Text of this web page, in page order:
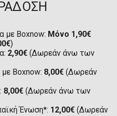
με Boxnow: Μόνο 1,90€
)
2,90€ (Δωρεάν άνω των
Boxnow: 8,00€ (Δωρεάν
8,00€ (Δωρεάν άνω των
Ένωση*: 12,00€ (Δωρεάν